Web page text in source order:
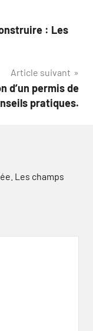
: Les
Article suivant
d’un permis de
pratiques.
Les champs